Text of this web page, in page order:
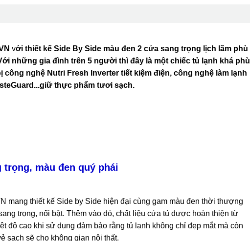
với thiết kế Side By Side màu đen 2 cửa sang trọng lịch lãm phù
những gia đình trên 5 người thì đây là một chiếc tủ lạnh khá phù
nghệ Nutri Fresh Inverter tiết kiệm điện, công nghệ làm lạnh
thực phẩm tươi sạch.
trọng, màu đen quý phái
mang thiết kế Side by Side hiện đại cùng gam màu đen thời thượng
trọng, nổi bật. Thêm vào đó, chất liệu cửa tủ được hoàn thiện từ
độ cao khi sử dụng đảm bảo rằng tủ lạnh không chỉ đẹp mắt mà còn
sạch sẽ cho không gian nội thất.